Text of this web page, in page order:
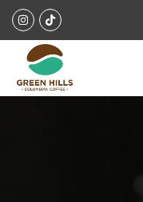
Saltar al contenido